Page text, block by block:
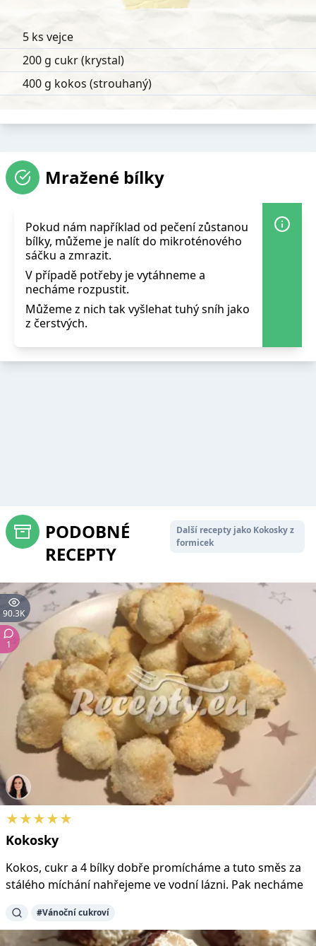
5 ks vejce
200 g cukr (krystal)
400 g kokos (strouhaný)
Mražené bílky
Pokud nám například od pečení zůstanou
bílky, můžeme je nalít do mikroténového
sáčku a zmrazit.
V případě potřeby je vytáhneme a
necháme rozpustit.
Můžeme z nich tak vyšlehat tuhý sníh jako
z čerstvých.
PODOBNÉ
RECEPTY
Další recepty jako Kokosky z
formicek
90.3K
1
★★★★★
Kokosky
Kokos, cukr a 4 bílky dobře promícháme a tuto směs za
stálého míchání nahřejeme ve vodní lázni. Pak necháme
#Vánoční cukroví